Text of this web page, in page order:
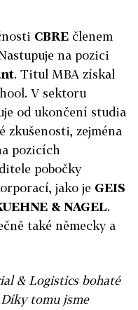
CBRE členem
na pozici
. Titul MBA získal
V sektoru
od ukončení studia
zkušenosti, zejména
pozicích
pobočky
jako je GEIS
& NAGEL.
také německy a
& Logistics bohaté
tomu jsme